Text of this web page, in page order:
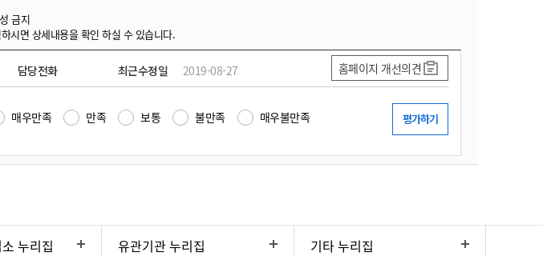
금지
시면 상세내용을 확인 하실 수 있습니다.
담당전화 최근수정일 2019-08-27 홈페이지 개선의견
매우만족 만족 보통 불만족 매우불만족
누리집 유관기관 누리집 기타 누리집